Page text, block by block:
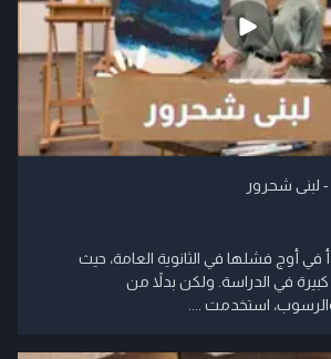
لبنى شحرور
في أوج فشلها في الثانوية العامة، حيث
في الدراسة. ولكن بدلاً من
استخدمت ....